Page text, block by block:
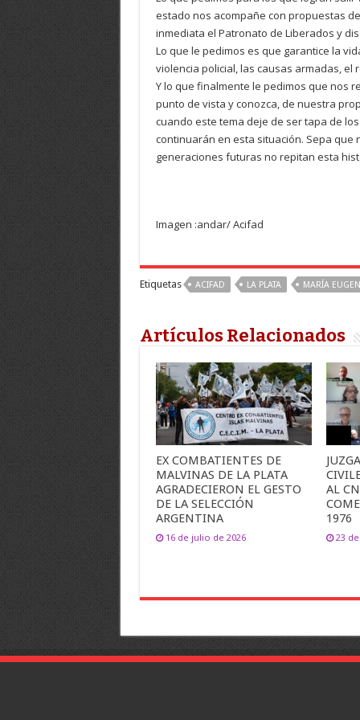
estado nos acompañe con propuestas
inmediata el Patronato de Liberados y
Lo que le pedimos es que garantice la
violencia policial, las causas armadas, el
Y lo que finalmente le pedimos que nos
punto de vista y conozca, de nuestra
cuando este tema deje de ser tapa de
continuarán en esta situación. Sepa
generaciones futuras no repitan esta
Imagen :andar/ Acifad
Etiquetas ACIFAD LA PLATA MARÍA
Artículos Relacionados
EX COMBATIENTES DE
MALVINAS DE LA PLATA
AGRADECIERON EL GESTO
DE LA SELECCIÓN
ARGENTINA
16 de julio de 2026
AL
1976
23